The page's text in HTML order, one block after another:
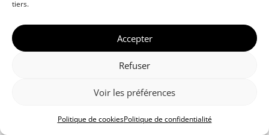
tiers.
Accepter
Refuser
Voir les préférences
Politique de cookiesPolitique de confidentialité